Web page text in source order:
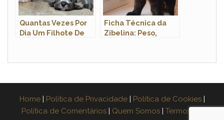
Quantas Vezes Por
Dia Um Filhote De
Ficha Técnica da
Zibelina: Peso,
Home Política de Privacidade Política de Cookies
Política de Comentários
Quem Somos
Termos de